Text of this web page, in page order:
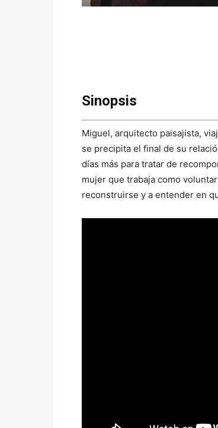
Sinopsis
Miguel, arquitecto paisajista,
se precipita el final de su
días más para tratar de
mujer que trabaja como
reconstruirse y a entender en